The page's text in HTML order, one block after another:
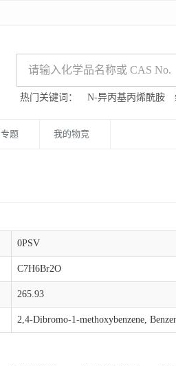
热门关键词： N-异丙基丙烯酰胺
专题 我的物竞
0PSV
C7H6Br2O
265.93
2,4-Dibromo-1-methoxybenzene,